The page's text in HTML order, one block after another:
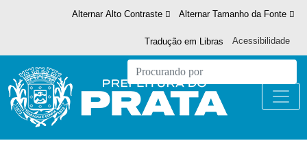
Alternar Alto Contraste Alternar Tamanho da Fonte
Acessibilidade
Tradução em Libras